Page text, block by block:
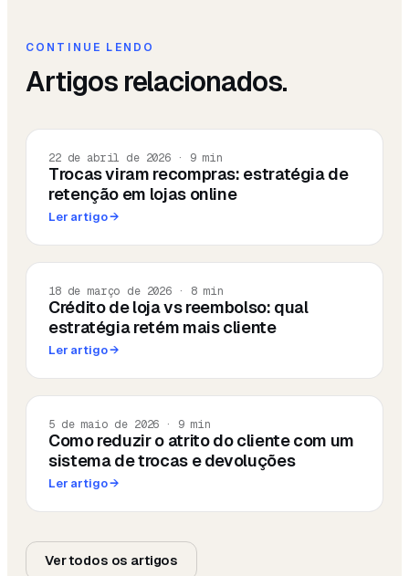
CONTINUE LENDO
Artigos relacionados.
22 de abril de 2026· 9min
Trocas viram recompras: estratégia de
retenção em lojas online
Ler artigo→
18 de março de 2026· 8min
Crédito de loja vs reembolso: qual
estratégia retém mais cliente
Ler artigo→
5 de maio de 2026 · 9min
Como reduzir o atrito do cliente com um
sistema de trocas e devoluções
Ler artigo→
Ver todos os artigos